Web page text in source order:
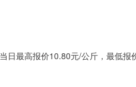
日最高报价10.80元/公斤，最低报